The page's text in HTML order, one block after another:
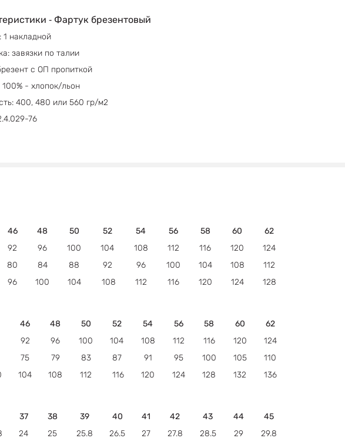
‐ Фартук брезентовый
1 накладной
завязки по талии
с ОП пропиткой
100% - хлопок/льон
400, 480 или 560 гр/м2
76
46 48 50 52 54 56 58 60
62
92 96 100 104 108 112 116 120
124
80 84 88 92 96 100 104 108
112
96 100 104 108 112 116 120 124 128
46 48 50 52 54 56 58 60
62
92 96 100 104 108 112 116 120
124
75 79 83 87 91 95 100 105
110
104 108 112 116 120 124 128 132 136
37 38 39 40 41 42 43 44
45
24 25 25.8 26.5 27 27.8 28.5 29
29.8